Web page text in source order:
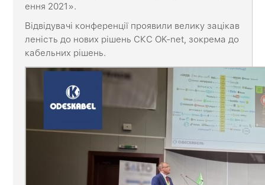
ення 2021».
Відвідувачі конференції проявили велику зацікав
леність до нових рішень СКС OK-net, зокрема до
кабельних рішень.